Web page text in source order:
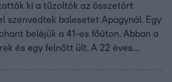
ki a tűzoltók az összetört
szenvedtek balesetet Apagynál. Egy
beléjük a 41-es főúton. Abban a
és egy felnőtt ült. A 22 éves